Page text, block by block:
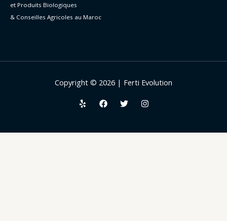
et Produits Biologiques
& Conseilles Agricoles au Maroc
Copyright © 2026 | Ferti Evolution